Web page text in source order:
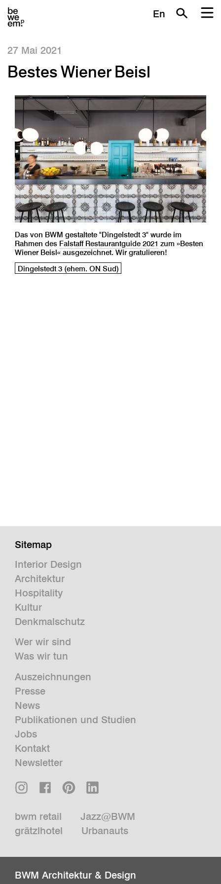
En
27 Mai 2021
Bestes Wiener Beisl
Das von BWM gestaltete "Dingelstedt 3" wurde im
Rahmen des Falstaff Restaurantguide 2021 zum »Besten
Wiener Beisl« ausgezeichnet. Wir gratulieren!
Dingelstedt 3 (ehem. ON Sud)
Sitemap
Interior Design
Architektur
Hospitality
Kultur
Denkmalschutz
Wer wir sind
Was wir tun
Auszeichnungen
Presse
News
Publikationen und Studien
Jobs
Kontakt
Newsletter
bwm retail
Jazz@BWM
grätzlhotel
Urbanauts
BWM Architektur & Design